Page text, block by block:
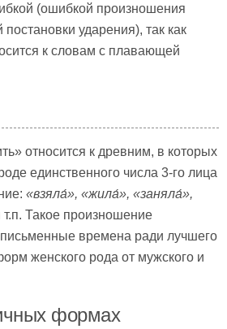
(ошибкой произношения
ударения), так как
к словам с плавающей
относится к древним, в которых
единственного числа 3-го лица
«взяла́», «жила́», «заняла́»,
т.п. Такое произношение
времена ради лучшего
женского рода от мужского и
формах